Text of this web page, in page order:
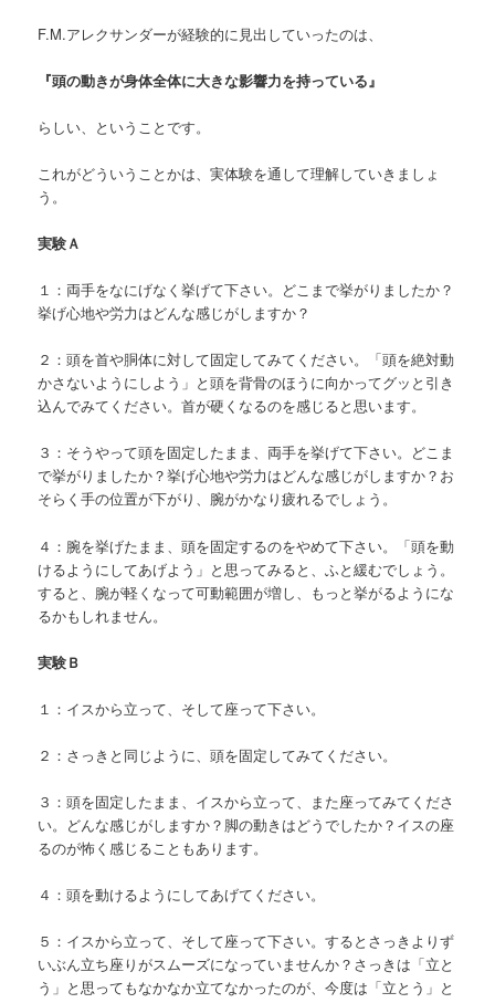
F.M.アレクサンダーが経験的に見出していったのは、
『頭の動きが身体全体に大きな影響力を持っている』
らしい、ということです。
これがどういうことかは、実体験を通して理解していきましょ
う。
実験Ａ
１：両手をなにげなく挙げて下さい。どこまで挙がりましたか？
挙げ心地や労力はどんな感じがしますか？
２：頭を首や胴体に対して固定してみてください。「頭を絶対動
かさないようにしよう」と頭を背骨のほうに向かってグッと引き
込んでみてください。首が硬くなるのを感じると思います。
３：そうやって頭を固定したまま、両手を挙げて下さい。どこま
で挙がりましたか？挙げ心地や労力はどんな感じがしますか？お
そらく手の位置が下がり、腕がかなり疲れるでしょう。
４：腕を挙げたまま、頭を固定するのをやめて下さい。「頭を動
けるようにしてあげよう」と思ってみると、ふと緩むでしょう。
すると、腕が軽くなって可動範囲が増し、もっと挙がるようにな
るかもしれません。
実験Ｂ
１：イスから立って、そして座って下さい。
２：さっきと同じように、頭を固定してみてください。
３：頭を固定したまま、イスから立って、また座ってみてくださ
い。どんな感じがしますか？脚の動きはどうでしたか？イスの座
るのが怖く感じることもあります。
４：頭を動けるようにしてあげてください。
５：イスから立って、そして座って下さい。するとさっきよりず
いぶん立ち座りがスムーズになっていませんか？さっきは「立と
う」と思ってもなかなか立てなかったのが、今度は「立とう」と